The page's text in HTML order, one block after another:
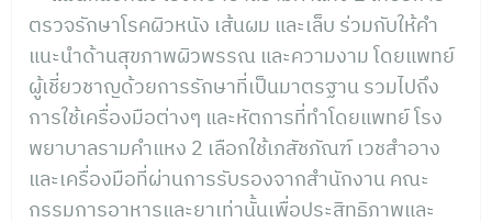
ตรวจรักษาโรคผิวหนัง เส้นผม และเล็บ ร่วมกับให้คำ
แนะนำด้านสุขภาพผิวพรรณ และความงาม โดยแพทย์
ผู้เชี่ยวชาญด้วยการรักษาที่เป็นมาตรฐาน รวมไปถึง
การใช้เครื่องมือต่างๆ และหัตการที่ทำโดยแพทย์ โรง
พยาบาลรามคำแหง 2 เลือกใช้เภสัชภัณฑ์ เวชสำอาง
และเครื่องมือที่ผ่านการรับรองจากสำนักงาน คณะ
กรรมการอาหารและยาเท่านั้นเพื่อประสิทธิภาพและ